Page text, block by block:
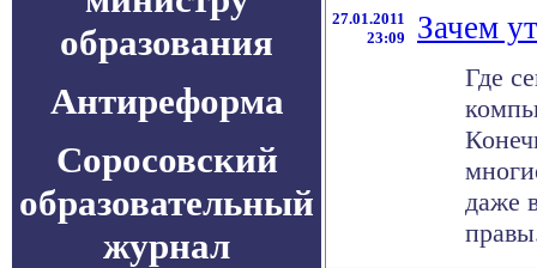
образования
Антиреформа
Соросовский
образовательный
журнал
27.01.2011
23:09
Зачем
Где
даже